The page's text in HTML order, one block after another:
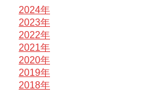
2024年
2023年
2022年
2021年
2020年
2019年
2018年